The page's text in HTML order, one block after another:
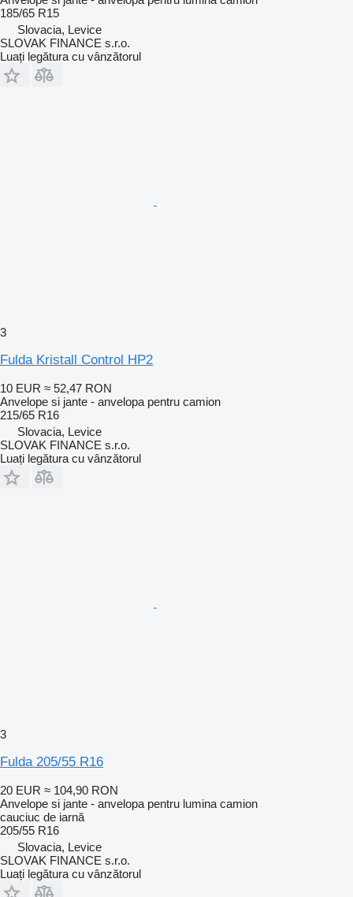
185/65 R15
Slovacia, Levice
SLOVAK FINANCE s.r.o.
Luați legătura cu vânzătorul
3
Fulda Kristall Control HP2
10 EUR ≈ 52,47 RON
Anvelope si jante - anvelopa pentru camion
215/65 R16
Slovacia, Levice
SLOVAK FINANCE s.r.o.
Luați legătura cu vânzătorul
3
Fulda 205/55 R16
20 EUR ≈ 104,90 RON
Anvelope si jante - anvelopa pentru lumina camion
cauciuc de iarnă
205/55 R16
Slovacia, Levice
SLOVAK FINANCE s.r.o.
Luați legătura cu vânzătorul